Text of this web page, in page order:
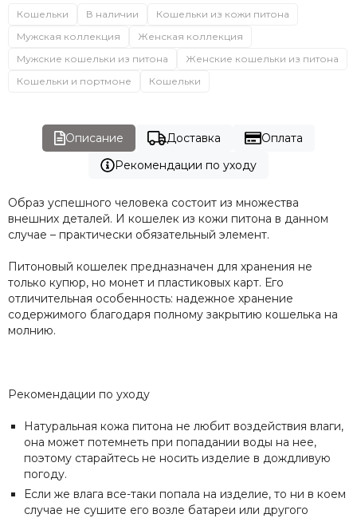
Кошельки В наличии
Кошельки из кожи питона
Мужская коллекция
Женская коллекция
Мужские кошельки из питона
Женские кошельки из питона
Кошельки и портмоне
Кошельки
Описание Доставка
Оплата
Рекомендации по уходу
Образ успешного человека состоит из множества
внешних деталей. И кошелек из кожи питона в данном
случае – практически обязательный элемент.
Питоновый кошелек предназначен для хранения не
только купюр, но монет и пластиковых карт. Его
отличительная особенность: надежное хранение
содержимого благодаря полному закрытию кошелька на
молнию.
Рекомендации по уходу
Натуральная кожа питона не любит воздействия влаги,
она может потемнеть при попадании воды на нее,
поэтому старайтесь не носить изделие в дождливую
погоду.
Если же влага все-таки попала на изделие, то ни в коем
случае не сушите его возле батареи или другого